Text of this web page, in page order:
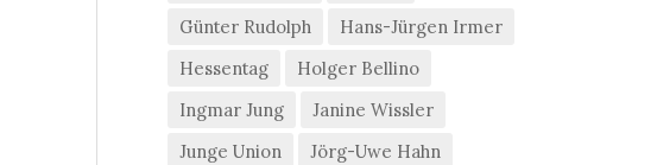
Günter Rudolph
Hans-Jürgen Irmer
Hessentag
Holger Bellino
Ingmar Jung
Janine Wissler
Junge Union
Jörg-Uwe Hahn